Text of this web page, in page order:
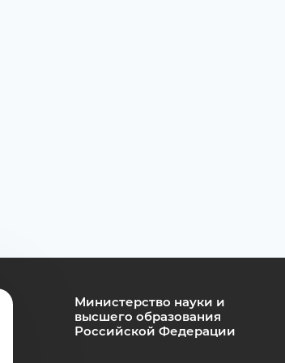
Министерство науки и
высшего образования
Российской Федерации